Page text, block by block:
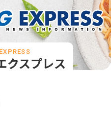
クスプレス